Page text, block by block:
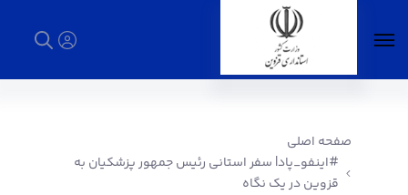
صفحه اصلی
#اینفو_پاد| سفر استانی رئیس جمهور پزشکیان به
قزوین در یک نگاه